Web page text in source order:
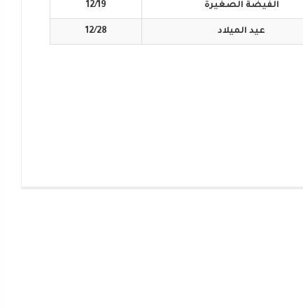
الفيضة الصغيرة 12/19
عيد الميلاد 12/28